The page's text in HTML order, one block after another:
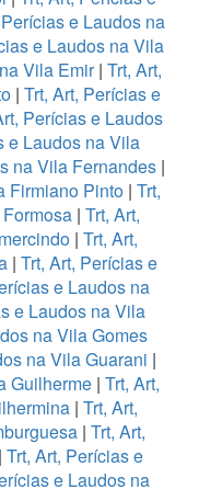
e Laudos na
e Laudos na Vila
Vila Emir| Trt, Art,
| Trt, Art, Perícias e
Perícias e Laudos
e Laudos na Vila
na Vila Fernandes |
Firmiano Pinto | Trt,
| Trt, Art,
| Trt, Art,
| Trt, Art, Perícias e
e Laudos na
e Laudos na Vila
na Vila Gomes
na Vila Guarani |
Guilherme | Trt, Art,
| Trt, Art,
| Trt, Art,
Trt, Art, Perícias e
e Laudos na